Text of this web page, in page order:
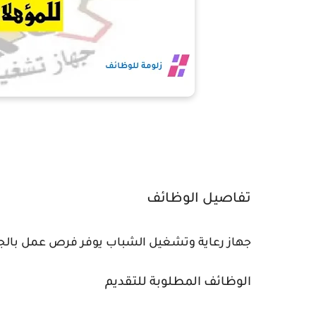
تفاصيل الوظائف
جهاز رعاية وتشغيل الشباب يوفر فرص عمل
الوظائف المطلوبة للتقديم